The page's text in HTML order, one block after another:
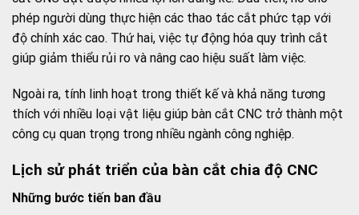
phép người dùng thực hiện các thao tác cắt phức tạp với
độ chính xác cao. Thứ hai, việc tự động hóa quy trình cắt
giúp giảm thiểu rủi ro và nâng cao hiệu suất làm việc.
Ngoài ra, tính linh hoạt trong thiết kế và khả năng tương
thích với nhiều loại vật liệu giúp bàn cắt CNC trở thành một
công cụ quan trọng trong nhiều ngành công nghiệp.
Lịch sử phát triển của bàn cắt chia độ CNC
Những bước tiến ban đầu